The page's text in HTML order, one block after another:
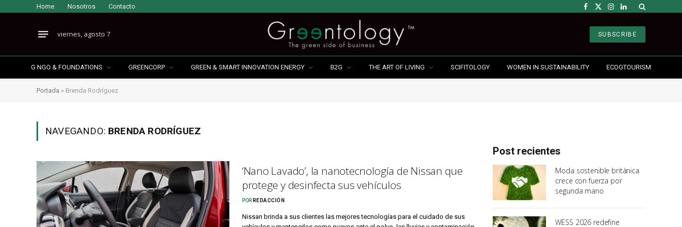
Home Nosotros Contacto Facebook
X
Instagram
LinkedIn
viernes, agosto 7 SUBSCRIBE
G NGO & FOUNDATIONS GREENCORP GREEN & SMART INNOVATION ENERGY B2G THE ART OF LIVING SCIFITOLOGY WOMEN IN SUSTAINABILITY ECOGTOURISM
Portada » Brenda Rodríguez
NAVEGANDO: BRENDA RODRÍGUEZ
‘Nano Lavado’, la nanotecnología de Nissan que
protege y desinfecta sus vehículos
POR REDACCIÓN
Nissan brinda a sus clientes las mejores tecnologías para el cuidado de sus
Post recientes
Moda sostenible británica
crece con fuerza por
segunda mano
WESS 2026 redefine